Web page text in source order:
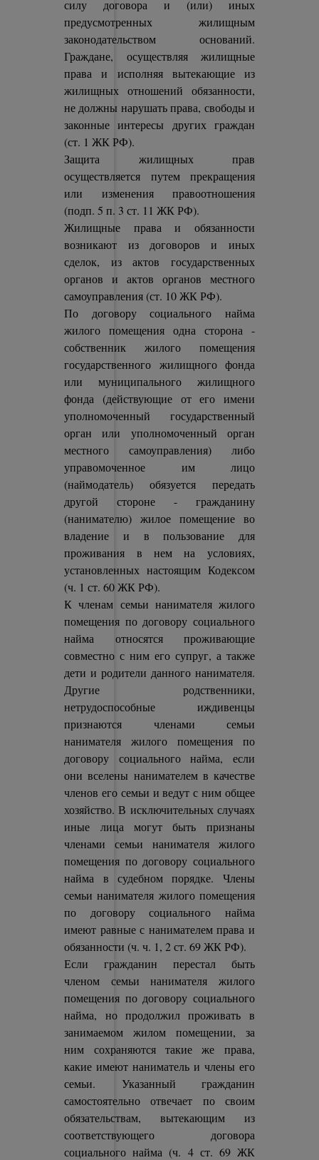
силу договора и (или) иных
предусмотренных жилищным
законодательством оснований.
Граждане, осуществляя жилищные
права и исполняя вытекающие из
жилищных отношений обязанности,
не должны нарушать права, свободы и
законные интересы других граждан
(ст. 1 ЖК РФ).
Защита жилищных прав
осуществляется путем прекращения
или изменения правоотношения
(подп. 5 п. 3 ст. 11 ЖК РФ).
Жилищные права и обязанности
возникают из договоров и иных
сделок, из актов государственных
органов и актов органов местного
самоуправления (ст. 10 ЖК РФ).
По договору социального найма
жилого помещения одна сторона -
собственник жилого помещения
государственного жилищного фонда
или муниципального жилищного
фонда (действующие от его имени
уполномоченный государственный
орган или уполномоченный орган
местного самоуправления) либо
управомоченное им лицо
(наймодатель) обязуется передать
другой стороне - гражданину
(нанимателю) жилое помещение во
владение и в пользование для
проживания в нем на условиях,
установленных настоящим Кодексом
(ч. 1 ст. 60 ЖК РФ).
К членам семьи нанимателя жилого
помещения по договору социального
найма относятся проживающие
совместно с ним его супруг, а также
дети и родители данного нанимателя.
Другие родственники,
нетрудоспособные иждивенцы
признаются членами семьи
нанимателя жилого помещения по
договору социального найма, если
они вселены нанимателем в качестве
членов его семьи и ведут с ним общее
хозяйство. В исключительных случаях
иные лица могут быть признаны
членами семьи нанимателя жилого
помещения по договору социального
найма в судебном порядке. Члены
семьи нанимателя жилого помещения
по договору социального найма
имеют равные с нанимателем права и
обязанности (ч. ч. 1, 2 ст. 69 ЖК РФ).
Если гражданин перестал быть
членом семьи нанимателя жилого
помещения по договору социального
найма, но продолжил проживать в
занимаемом жилом помещении, за
ним сохраняются такие же права,
какие имеют наниматель и члены его
семьи. Указанный гражданин
самостоятельно отвечает по своим
обязательствам, вытекающим из
соответствующего договора
социального найма (ч. 4 ст. 69 ЖК